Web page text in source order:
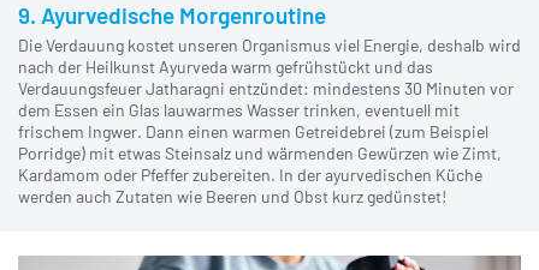
9. Ayurvedische Morgenroutine
Die Verdauung kostet unseren Organismus viel Energie, deshalb wird
nach der Heilkunst Ayurveda warm gefrühstückt und das
Verdauungsfeuer Jatharagni entzündet: mindestens 30 Minuten vor
dem Essen ein Glas lauwarmes Wasser trinken, eventuell mit
frischem Ingwer. Dann einen warmen Getreidebrei (zum Beispiel
Porridge) mit etwas Steinsalz und wärmenden Gewürzen wie Zimt,
Kardamom oder Pfeffer zubereiten. In der ayurvedischen Küche
werden auch Zutaten wie Beeren und Obst kurz gedünstet!